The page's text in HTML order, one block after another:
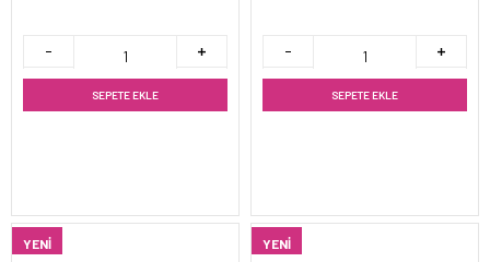
SEPETE EKLE SEPETE EKLE
YENI YENI